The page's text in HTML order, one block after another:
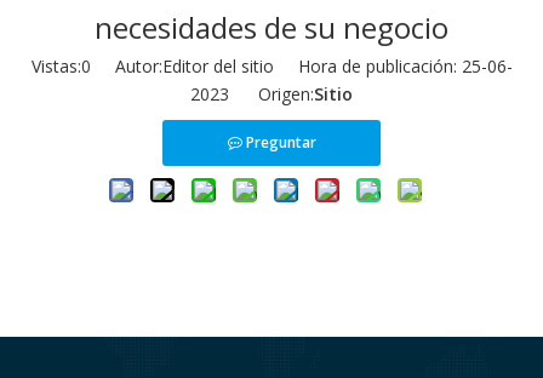
necesidades de su negocio
Vistas:0 Autor:Editor del sitio Hora de publicación: 25-06-
2023 Origen:Sitio
Preguntar